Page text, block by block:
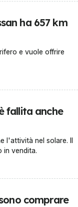
ha 657 km
e vuole offrire
fallita anche
l'attività nel solare. Il
in vendita.
comprare